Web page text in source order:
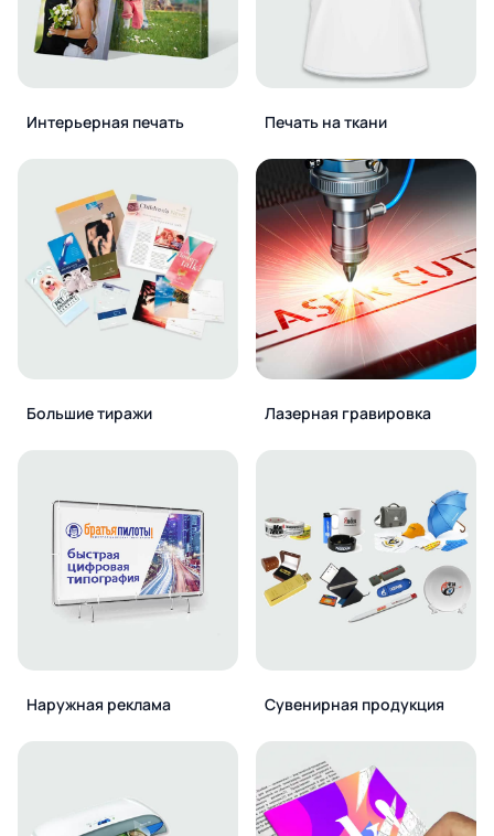
Интерьерная печать Печать на ткани
Большие тиражи Лазерная гравировка
Наружная реклама Сувенирная продукция